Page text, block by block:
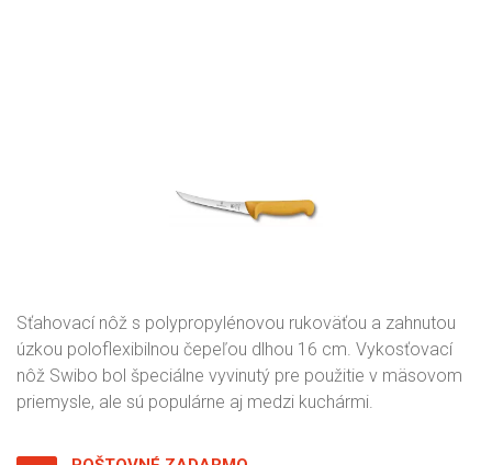
Sťahovací nôž s polypropylénovou rukoväťou a zahnutou
úzkou poloflexibilnou čepeľou dlhou 16 cm. Vykosťovací
nôž Swibo bol špeciálne vyvinutý pre použitie v mäsovom
priemysle, ale sú populárne aj medzi kuchármi.